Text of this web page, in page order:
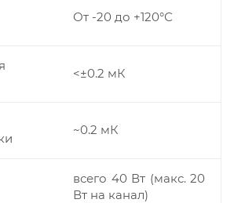
От -20 до +120°С
<±0.2 мК
~0.2 мК
всего 40 Вт (макс. 20
Вт на канал)